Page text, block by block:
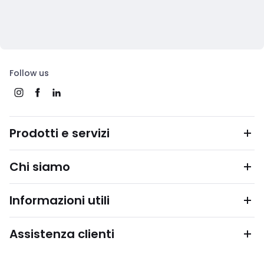
Follow us
Prodotti e servizi
Chi siamo
Informazioni utili
Assistenza clienti